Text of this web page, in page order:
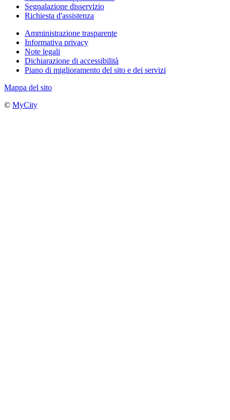
Segnalazione disservizio
Richiesta d'assistenza
Amministrazione trasparente
Informativa privacy
Note legali
Dichiarazione di accessibilità
Piano di miglioramento del sito e dei servizi
Mappa del sito
© MyCity